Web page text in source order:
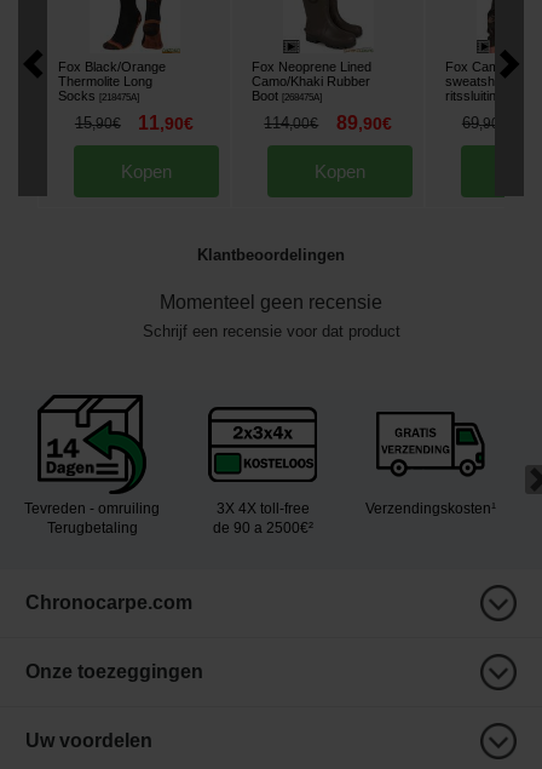
Fox Black/Orange
Thermolite Long
Socks
[218475A]
15,90€ 11,90€
Kopen
Fox Neoprene Lined
Camo/Khaki Rubber
Boot [268475A]
114,00€ 89,90€
Kopen
Fox Camo
sweatshirt met
ritssluiting
69,90
Klantbeoordelingen
Momenteel geen recensie
Schrijf een recensie voor dat product
Tevreden - omruiling
Terugbetaling
3X 4X toll-free
de 90 a 2500€²
Verzendingskosten¹
Chronocarpe.com
Onze toezeggingen
Uw voordelen